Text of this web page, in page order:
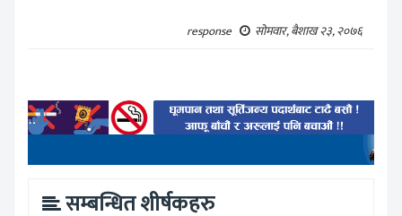
response
सोमवार, बैशाख २३, २०७६
सम्बन्धित शीर्षकहरु